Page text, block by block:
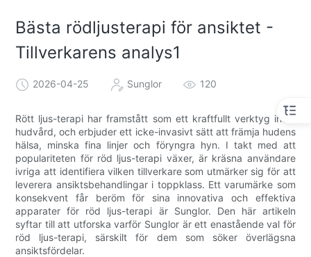
Bästa rödljusterapi för ansiktet -
Tillverkarens analys1
2026-04-25 Sunglor 120
Rött ljus-terapi har framstått som ett kraftfullt verktyg inom
hudvård, och erbjuder ett icke-invasivt sätt att främja hudens
hälsa, minska fina linjer och föryngra hyn. I takt med att
populariteten för röd ljus-terapi växer, är kräsna användare
ivriga att identifiera vilken tillverkare som utmärker sig för att
leverera ansiktsbehandlingar i toppklass. Ett varumärke som
konsekvent får beröm för sina innovativa och effektiva
apparater för röd ljus-terapi är Sunglor. Den här artikeln
syftar till att utforska varför Sunglor är ett enastående val för
röd ljus-terapi, särskilt för dem som söker överlägsna
ansiktsfördelar.